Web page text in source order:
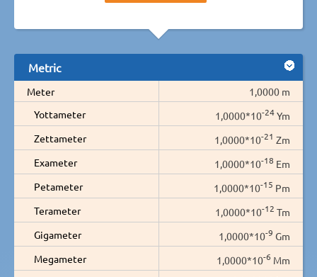
Metric
Meter
1,0000 m
Yottameter
1,0000*10-24Ym
Zettameter
1,0000*10-21 Zm
Exameter
1,0000*10-18 Em
Petameter
1,0000*10-15 Pm
Terameter
1,0000*10-12 Tm
Gigameter
1,0000*10-9 Gm
Megameter
1,0000*10-6 Mm